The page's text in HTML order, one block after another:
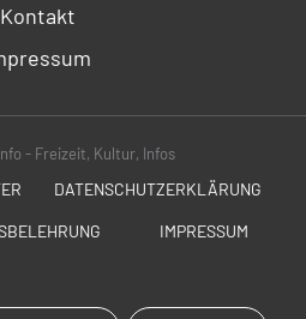
Kontakt
- Freizeit, Kultur, Infos
DATENSCHUTZERKLÄRUNG
IMPRESSUM